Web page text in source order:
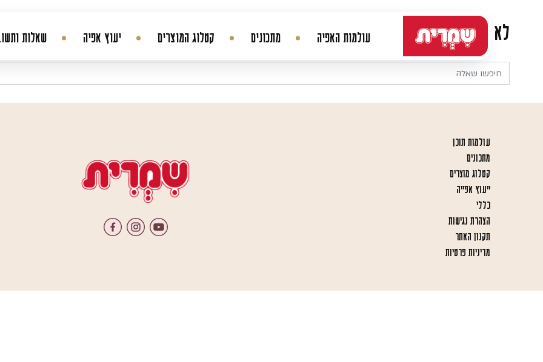
ניווט ראשי עולמות האפיה מתכונים קטלוג המוצרים יעוץ אפיה שאלות לא נמצא דבר
עולמות תוכן
מתכונים
קטלוג מוצרים
ייעוץ אפייה
כללי
הצהרת נגישות
תקנון האתר
מדיניות פרטיות